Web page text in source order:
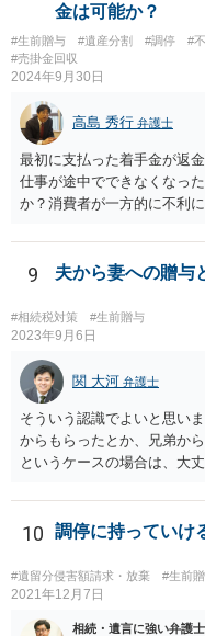
金は可能か？
#生前贈与 #遺産分割 #調停 #
#売掛金回収
2024年9月30日
高島 秀行 弁護士
最初に支払った着手金が返
仕事が途中でできなくなっ
か？消費者が一方的に不
務があると思います。 倒
れた方がよいと思います
すが、 判断能力があり、
選任したのか 即ち、復代
ると思います。
9 夫から妻への贈与
#相続税対策 #生前贈与
2023年9月6日
関 大河 弁護士
そういう認識でよいと思い
からもらったとか、兄弟か
というケースの場合は、大丈
10 調停に持っていけ
#遺留分侵害額請求・放棄 #生前
2021年12月7日
相続・遺言に強い弁護士